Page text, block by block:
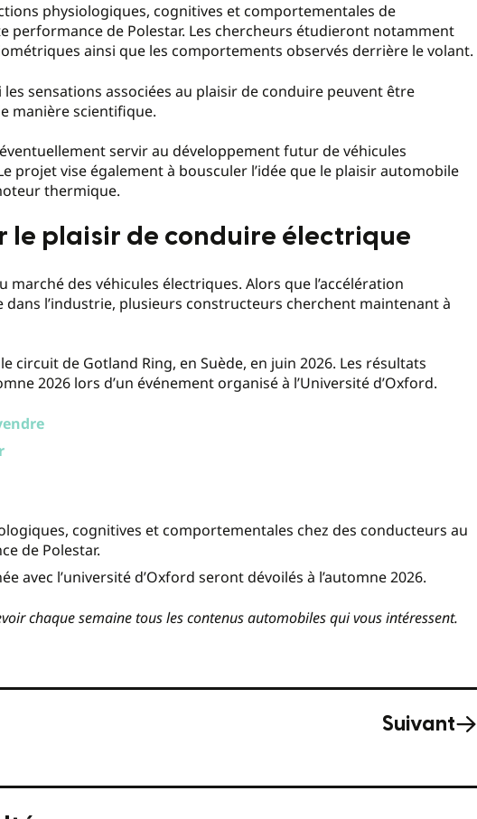
physiologiques, cognitives et comportementales de
performance de Polestar. Les chercheurs étudieront notamment
ainsi que les comportements observés derrière le volant.
sensations associées au plaisir de conduire peuvent être
manière scientifique.
servir au développement futur de véhicules
projet vise également à bousculer l’idée que le plaisir automobile
thermique.
le plaisir de conduire électrique
marché des véhicules électriques. Alors que l’accélération
l’industrie, plusieurs constructeurs cherchent maintenant à
circuit de Gotland Ring, en Suède, en juin 2026. Les résultats
2026 lors d’un événement organisé à l’Université d’Oxford.
cognitives et comportementales chez des conducteurs au
de Polestar.
avec l’université d’Oxford seront dévoilés à l’automne 2026.
chaque semaine tous les contenus automobiles qui vous intéressent.
Suivant